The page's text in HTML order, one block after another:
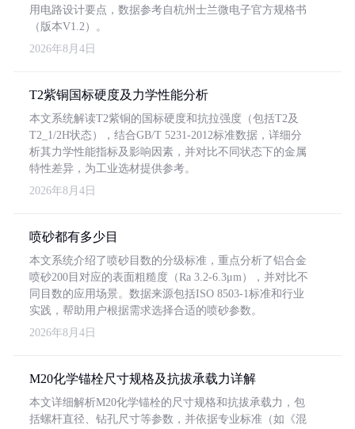
用电路设计要点，数据参考自杭州士兰微电子官方规格书
（版本V1.2）。
2026年8月4日
T2紫铜国标硬度及力学性能分析
本文系统解读T2紫铜的国标硬度和抗拉强度（包括T2及
T2_1/2H状态），结合GB/T 5231-2012标准数据，详细分
析其力学性能指标及影响因素，并对比不同状态下的金属
特性差异，为工业选材提供参考。
2026年8月4日
喷砂都有多少目
本文系统介绍了喷砂目数的分级标准，重点分析了铝合金
喷砂200目对应的表面粗糙度（Ra 3.2-6.3μm），并对比不
同目数的应用场景。数据来源包括ISO 8503-1标准和行业
实践，帮助用户根据需求选择合适的喷砂参数。
2026年8月4日
M20化学锚栓尺寸规格及抗拔承载力详解
本文详细解析M20化学锚栓的尺寸规格和抗拔承载力，包
括螺杆直径、钻孔尺寸等参数，并依据专业标准（如《混